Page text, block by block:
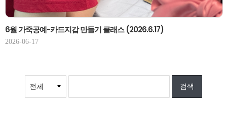
6월 가죽공예-카드지갑 만들기 클래스 (2026.6.17)
2026-06-17